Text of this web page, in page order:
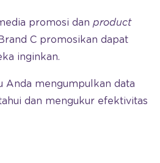
promosi dan product
C promosikan dapat
inginkan.
Anda mengumpulkan data
dan mengukur efektivitas